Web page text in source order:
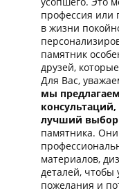
профессия или
в жизни
памятник
друзей,
Для Вас,
мы
лучший выбор
памятника.
материалов,
деталей, чтобы
пожелания и